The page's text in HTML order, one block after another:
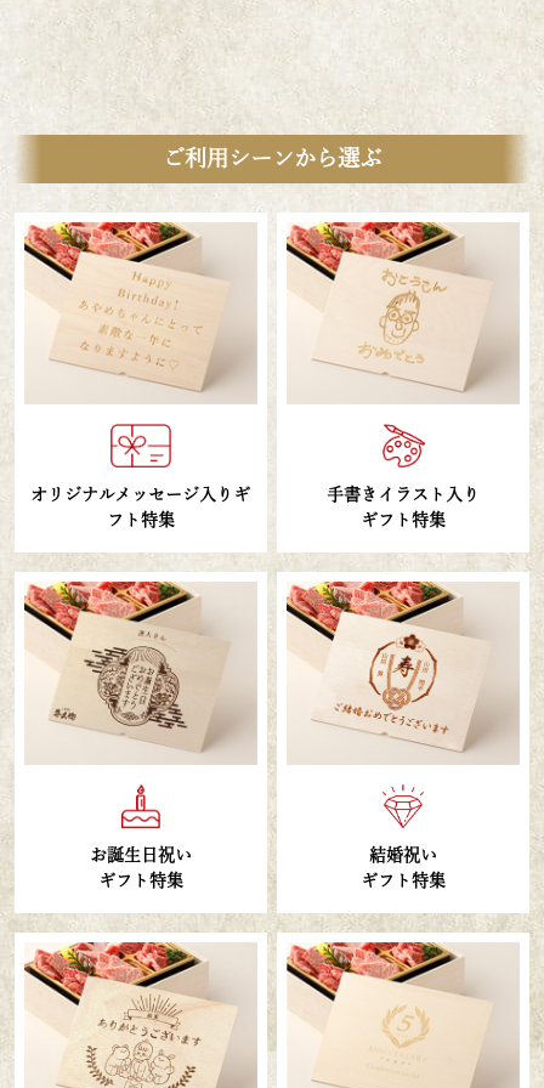
ご利用シーンから選ぶ
オリジナルメッセージ入り ギ
フト特集
手書きイラスト入り
ギフト特集
お誕生日祝い
ギフト特集
結婚祝い
ギフト特集